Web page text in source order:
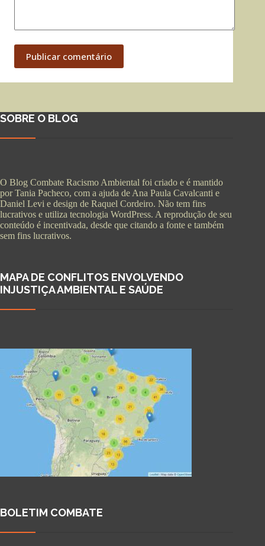
Publicar comentário
SOBRE O BLOG
O Blog Combate Racismo Ambiental foi criado e é mantido
por Tania Pacheco, com a ajuda de Ana Paula Cavalcanti e
Daniel Levi e design de Raquel Cordeiro. Não tem fins
lucrativos e utiliza tecnologia WordPress. A reprodução de seu
conteúdo é incentivada, desde que citando a fonte e também
sem fins lucrativos.
MAPA DE CONFLITOS ENVOLVENDO
INJUSTIÇA AMBIENTAL E SAÚDE
BOLETIM COMBATE